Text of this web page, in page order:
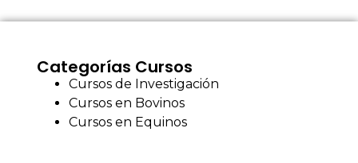
Categorías Cursos
Cursos de Investigación
Cursos en Bovinos
Cursos en Equinos